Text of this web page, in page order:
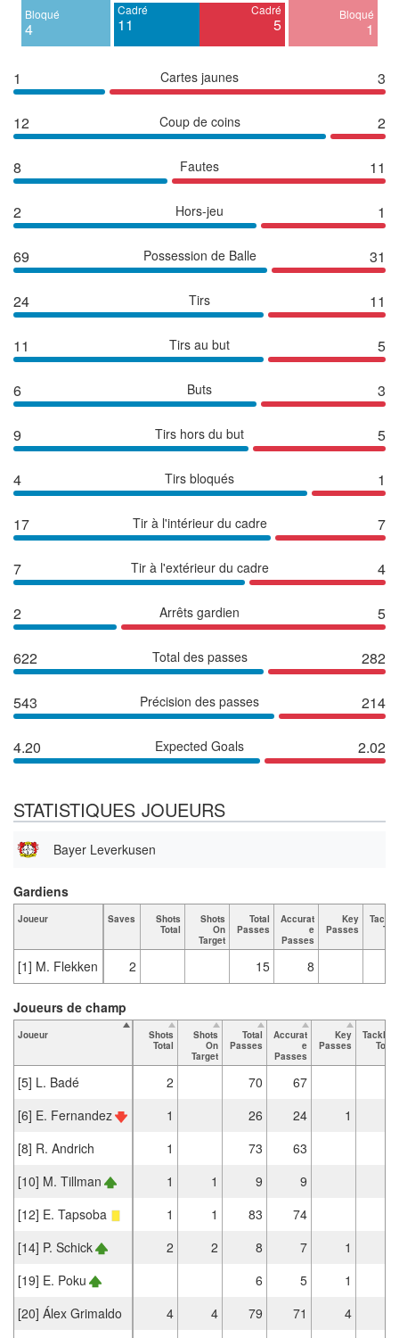
Bloqué
4
Cadré
11
Cadré
5
Bloqué
1
1 Cartes jaunes 3
12 Coup de coins 2
8 Fautes 11
2 Hors-jeu 1
69 Possession de Balle 31
24 Tirs 11
11 Tirs au but 5
6 Buts 3
9 Tirs hors du but 5
4 Tirs bloqués 1
17 Tir à l'intérieur du cadre 7
7 Tir à l'extérieur du cadre 4
2 Arrêts gardien 5
622 Total des passes 282
543 Précision des passes 214
4.20 Expected Goals 2.02
STATISTIQUES JOUEURS
Bayer Leverkusen
Joueur Saves
Shots
Total
Shots
On
Target
Total
Passes
Accurat
e
Passes
Key
Passes
[1] M. Flekken 2 15 8
Gardiens
Joueur
Shots
Total
Shots
On
Target
Total
Passes
Accurat
e
Passes
Key
Passes
Tackles
Total
[5] L. Badé 2 70 67
[6] E. Fernandez
1 26 24
1
[8] R. Andrich
1 73 63
[10] M. Tillman
1 1 9
9
[12] E. Tapsoba
1 1 83 74
[14] P. Schick
2 2 8 7
1
[19] E. Poku
6 5
1
[20] Álex Grimaldo
4 4 79 71 4
Joueurs de champ